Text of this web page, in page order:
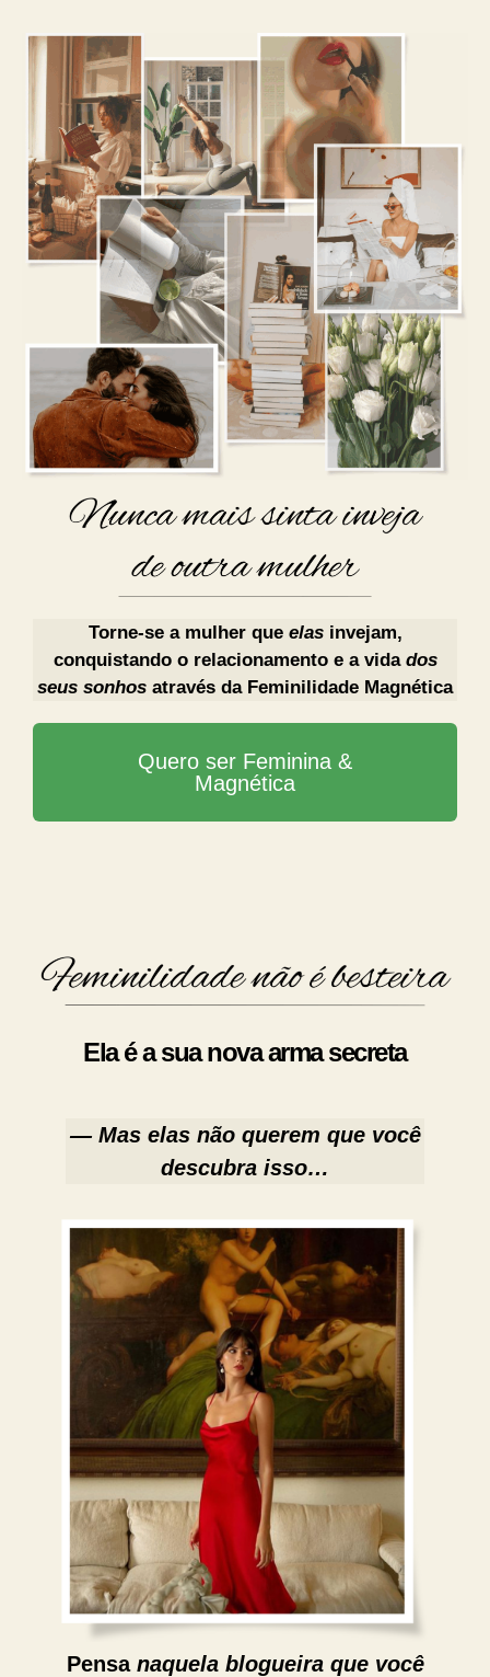
Torne-se a mulher que elasinvejam,
conquistando o relacionamento e a vida dos
seus sonhos através da Feminilidade Magnética
Quero ser Feminina &
Magnética
Ela é a sua nova arma secreta
— Mas elas não querem que você
descubra isso…
Pensanaquela blogueira que você